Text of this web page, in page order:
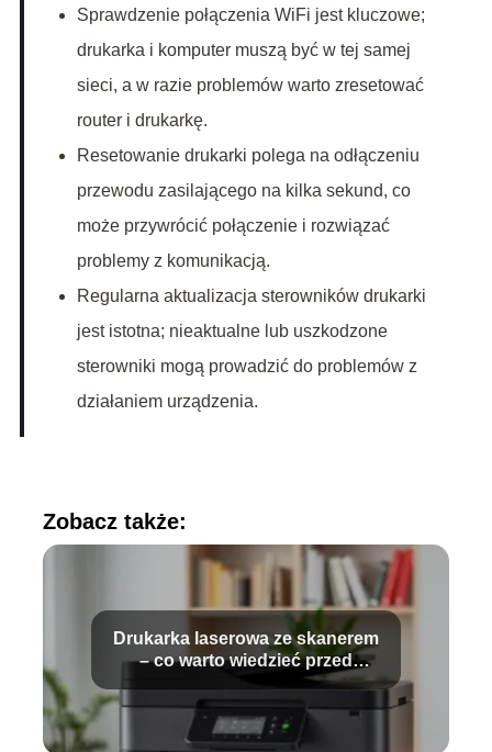
Sprawdzenie połączenia WiFi jest kluczowe;
drukarka i komputer muszą być w tej samej
sieci, a w razie problemów warto zresetować
router i drukarkę.
Resetowanie drukarki polega na odłączeniu
przewodu zasilającego na kilka sekund, co
może przywrócić połączenie i rozwiązać
problemy z komunikacją.
Regularna aktualizacja sterowników drukarki
jest istotna; nieaktualne lub uszkodzone
sterowniki mogą prowadzić do problemów z
działaniem urządzenia.
Zobacz także:
Drukarka laserowa ze skanerem
– co warto wiedzieć przed